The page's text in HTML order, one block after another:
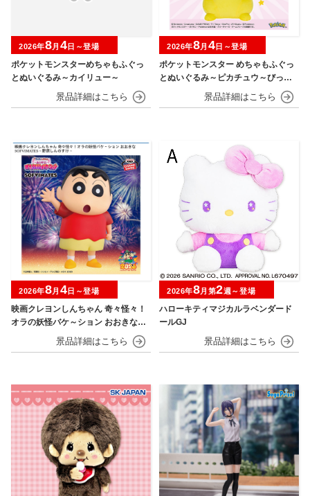
ポケットモンスターめちゃもふぐっ
とぬいぐるみ～カイリュー～
2026年8月 4 日～登場
ポケットモンスター めちゃもふぐっ
とぬいぐるみ～ピカチュウ～びっく
2026年8月 4 日～登場
映画クレヨンしんちゃん 奇々怪々！
オラの妖怪バケ～ション おおきなSO
FVIMATES～野原しんのすけ～
2026年8月 4日～登場
ハローキティマジカルラベンダード
ールGJ
2026年8月第2週～登場